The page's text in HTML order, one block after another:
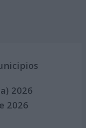
2026
2026